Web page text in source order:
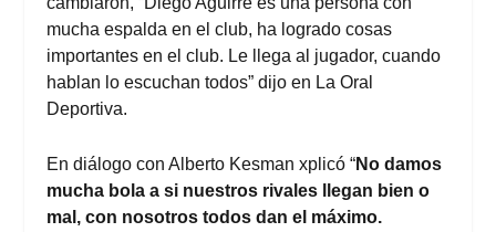
mucha espalda en el club, ha logrado cosas
importantes en el club. Le llega al jugador, cuando
hablan lo escuchan todos” dijo en La Oral
Deportiva.
En diálogo con Alberto Kesman xplicó “No damos
mucha bola a si nuestros rivales llegan bien o
mal, con nosotros todos dan el máximo.